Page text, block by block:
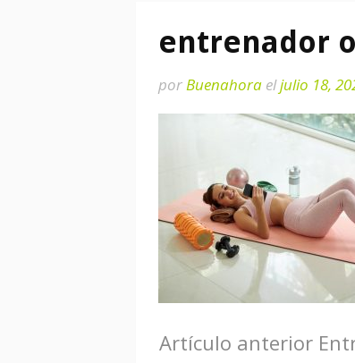
entrenador
porBuenahora eljulio 18,
Seguir
Artículo anterior